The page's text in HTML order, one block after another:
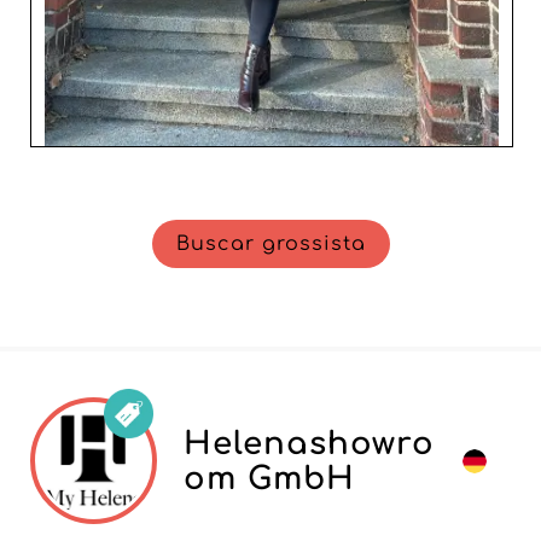
Buscar grossista
Helenashowro
om GmbH